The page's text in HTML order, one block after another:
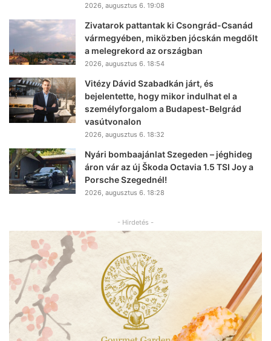
2026, augusztus 6. 19:08
Zivatarok pattantak ki Csongrád-Csanád
vármegyében, miközben jócskán megdőlt
a melegrekord az országban
2026, augusztus 6. 18:54
Vitézy Dávid Szabadkán járt, és
bejelentette, hogy mikor indulhat el a
személyforgalom a Budapest-Belgrád
vasútvonalon
2026, augusztus 6. 18:32
Nyári bombaajánlat Szegeden – jéghideg
áron vár az új Škoda Octavia 1.5 TSI Joy a
Porsche Szegednél!
2026, augusztus 6. 18:28
- Hirdetés -